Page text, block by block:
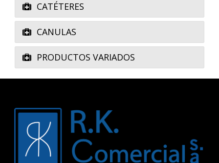
CATÉTERES
CANULAS
PRODUCTOS VARIADOS